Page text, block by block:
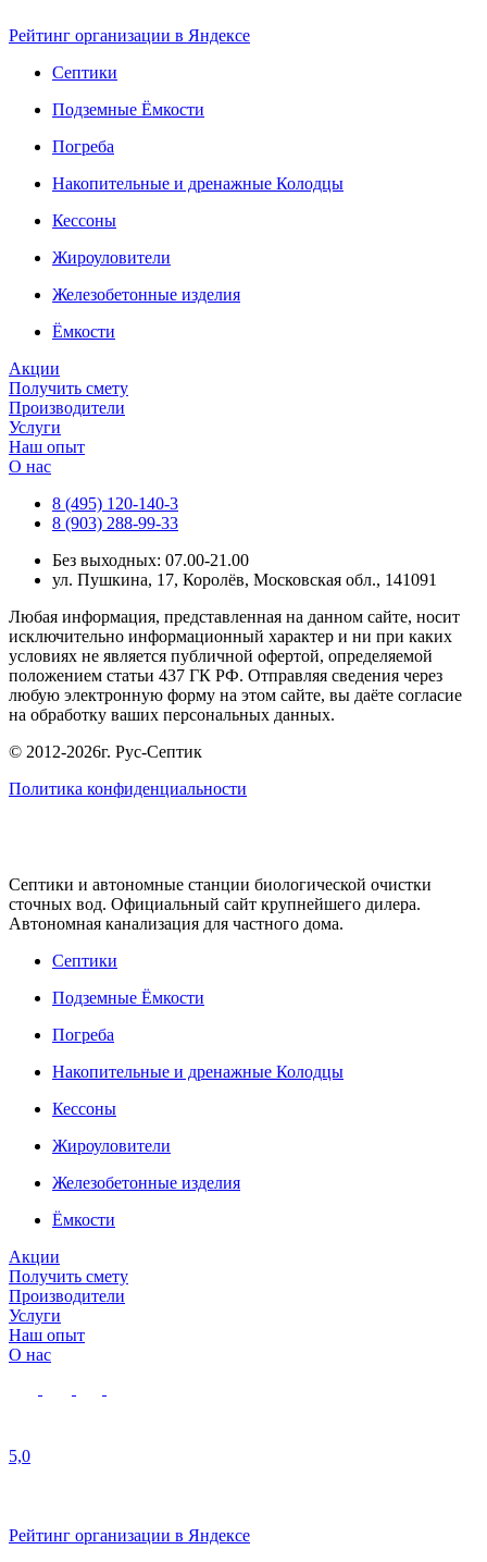
Рейтинг организации в Яндексе
Септики
Подземные Ёмкости
Погреба
Накопительные и дренажные Колодцы
Кессоны
Жироуловители
Железобетонные изделия
Ёмкости
Акции
Получить смету
Производители
Услуги
Наш опыт
О нас
8 (495) 120-140-3
8 (903) 288-99-33
Без выходных: 07.00-21.00
ул. Пушкина, 17, Королёв, Московская обл., 141091
Любая информация, представленная на данном сайте, носит
исключительно информационный характер и ни при каких
условиях не является публичной офертой, определяемой
положением статьи 437 ГК РФ. Отправляя сведения через
любую электронную форму на этом сайте, вы даёте согласие
на обработку ваших персональных данных.
© 2012-2026г. Рус-Септик
Политика конфиденциальности
Cептики и автономные станции биологической очистки
сточных вод. Официальный сайт крупнейшего дилера.
Автономная канализация для частного дома.
Септики
Подземные Ёмкости
Погреба
Накопительные и дренажные Колодцы
Кессоны
Жироуловители
Железобетонные изделия
Ёмкости
Акции
Получить смету
Производители
Услуги
Наш опыт
О нас
5,0
Рейтинг организации в Яндексе